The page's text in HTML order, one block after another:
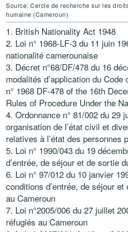
Source: Cercle de recherche sur les
humaine (Cameroun)
British Nationality Act 1948
Loi n° 1968-LF-3 du 11 juin
nationalité camerounaise
Décret n°68/DF/478 du 16
modalités d’application du
n° 1968 DF-478 of the 16th
Rules of Procedure Under the
Ordonnance n° 81/002 du 29
organisation de l’état civil et
relatives à l’état des personnes
Loi n° 1990/043 du 19
d’entrée, de séjour et de sortie
Loi n° 97/012 du 10 janvier
conditions d’entrée, de séjour
au Cameroun
Loi n°2005/006 du 27 juillet
réfugiés au Cameroun